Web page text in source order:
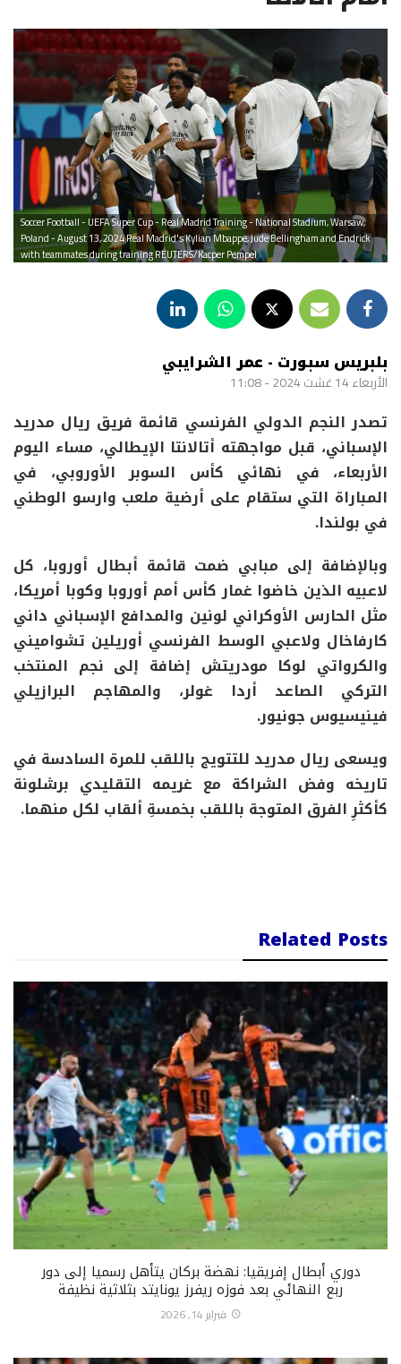
Soccer Football - UEFA Super Cup - Real Madrid Training - National Stadium, Warsaw,
Poland - August 13, 2024 Real Madrid's Kylian Mbappe, Jude Bellingham and Endrick
with teammates during training REUTERS/Kacper Pempel
بلبريس سبورت - عمر الشرايبي
الأربعاء 14 غشت 2024 - 11:08
تصدر النجم الدولي الفرنسي قائمة فريق ريال مدريد
الإسباني، قبل مواجهته أتالانتا الإيطالي، مساء اليوم
الأربعاء، في نهائي كأس السوبر الأوروبي، في
المباراة التي ستقام على أرضية ملعب وارسو الوطني
في بولندا.
وبالإضافة إلى مبابي ضمت قائمة أبطال أوروبا، كل
لاعبيه الذين خاضوا غمار كأس أمم أوروبا وكوبا أمريكا،
مثل الحارس الأوكراني لونين والمدافع الإسباني داني
كارفاخال ولاعبي الوسط الفرنسي أوريلين تشواميني
والكرواتي لوكا مودريتش إضافة إلى نجم المنتخب
التركي الصاعد أردا غولر، والمهاجم البرازيلي
فينيسيوس جونيور.
ويسعى ريال مدريد للتتويج باللقب للمرة السادسة في
تاريخه وفض الشراكة مع غريمه التقليدي برشلونة
كأكثرِ الفرق المتوجة باللقب بخمسةِ ألقاب لكل منهما.
Related Posts
دوري أبطال إفريقيا: نهضة بركان يتأهل رسميا إلى دور
ربع النهائي بعد فوزه ريفرز يونايتد بثلاثية نظيفة
فبراير 14, 2026